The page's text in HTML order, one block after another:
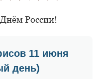
России!
11 июня
день)